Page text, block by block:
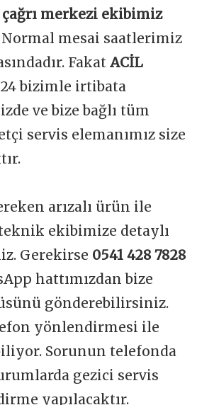
merkezi ekibimiz
Normal mesai saatlerimiz
Fakat ACİL
bizimle irtibata
ve bize bağlı tüm
servis elemanımız size
arızalı ürün ile
ekibimize detaylı
Gerekirse 0541 428 7828
hattımızdan bize
gönderebilirsiniz.
yönlendirmesi ile
Sorunun telefonda
gezici servis
yapılacaktır.